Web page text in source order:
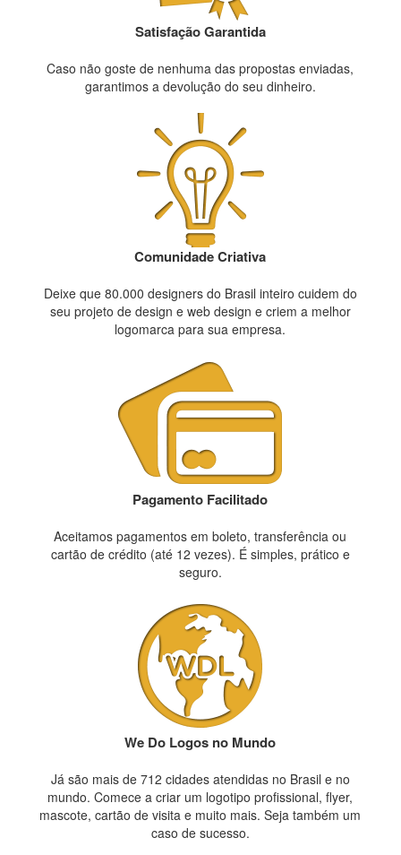
Satisfação Garantida
Caso não goste de nenhuma das propostas enviadas,
garantimos a devolução do seu dinheiro.
Comunidade Criativa
Deixe que 80.000 designers do Brasil inteiro cuidem do
seu projeto de design e web design e criem a melhor
logomarca para sua empresa.
Pagamento Facilitado
Aceitamos pagamentos em boleto, transferência ou
cartão de crédito (até 12 vezes). É simples, prático e
seguro.
We Do Logos no Mundo
Já são mais de 712 cidades atendidas no Brasil e no
mundo. Comece a criar um logotipo profissional, flyer,
mascote, cartão de visita e muito mais. Seja também um
caso de sucesso.